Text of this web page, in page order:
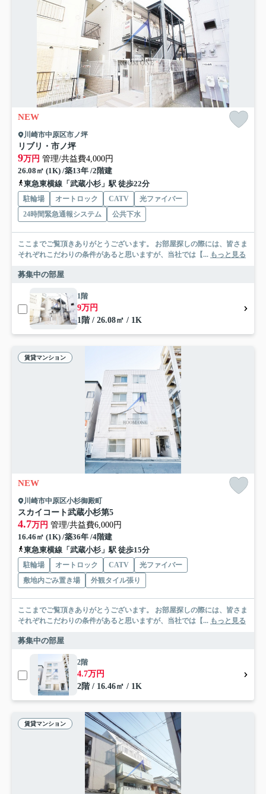
NEW
川崎市中原区市ノ坪
リブリ・市ノ坪
9万円 管理/共益費4,000円
26.08㎡ (1K) /築13年 /2階建
東急東横線「武蔵小杉」駅 徒歩22分
駐輪場 オートロック CATV
光ファイバー
24時間緊急通報システム
公共下水
ここまでご覧頂きありがとうございます。 お部屋探しの際には、皆さま
それぞれこだわりの条件があると思いますが、当社では【... もっと見る
募集中の部屋
1階
9万円
1階 / 26.08㎡ / 1K
賃貸マンション
NEW
川崎市中原区小杉御殿町
スカイコート武蔵小杉第5
4.7万円 管理/共益費6,000円
16.46㎡ (1K) /築36年 /4階建
東急東横線「武蔵小杉」駅 徒歩15分
駐輪場 オートロック CATV
光ファイバー
敷地内ごみ置き場
外観タイル張り
ここまでご覧頂きありがとうございます。 お部屋探しの際には、皆さま
それぞれこだわりの条件があると思いますが、当社では【... もっと見る
募集中の部屋
2階
4.7万円
2階 / 16.46㎡ / 1K
賃貸マンション